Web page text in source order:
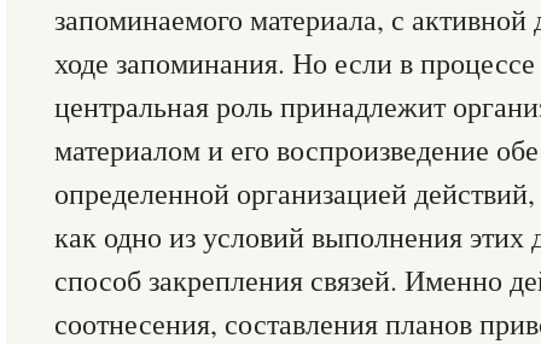
запоминаемого материала, с активной
ходе запоминания. Но если в
центральная роль принадлежит
материалом и его воспроизведение
определенной организацией
как одно из условий выполнения этих
способ закрепления связей. Именно
соотнесения, составления планов